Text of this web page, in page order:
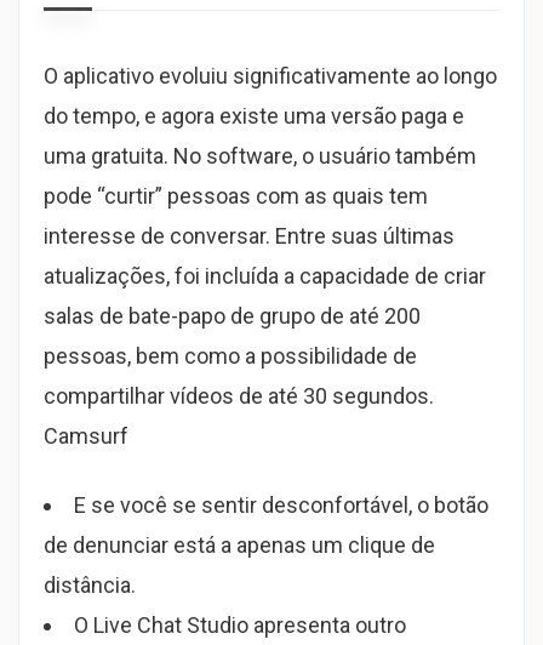
O aplicativo evoluiu significativamente ao longo
do tempo, e agora existe uma versão paga e
uma gratuita. No software, o usuário também
pode “curtir” pessoas com as quais tem
interesse de conversar. Entre suas últimas
atualizações, foi incluída a capacidade de criar
salas de bate-papo de grupo de até 200
pessoas, bem como a possibilidade de
compartilhar vídeos de até 30 segundos.
Camsurf
E se você se sentir desconfortável, o botão
de denunciar está a apenas um clique de
distância.
O Live Chat Studio apresenta outro